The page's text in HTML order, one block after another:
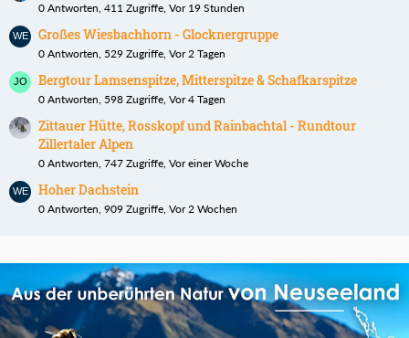
0 Antworten, 411 Zugriffe, Vor 19 Stunden
Großes Wiesbachhorn - Glocknergruppe
0 Antworten, 529 Zugriffe, Vor 2 Tagen
Bergtour Lamsenspitze, Mitterspitze & Schafkarspitze
0 Antworten, 598 Zugriffe, Vor 4 Tagen
Zittauer Hütte, Rosskopf und Rainbachtal - Rundtour
Zillertaler Alpen
0 Antworten, 747 Zugriffe, Vor einer Woche
Hoher Dachstein
0 Antworten, 909 Zugriffe, Vor 2 Wochen